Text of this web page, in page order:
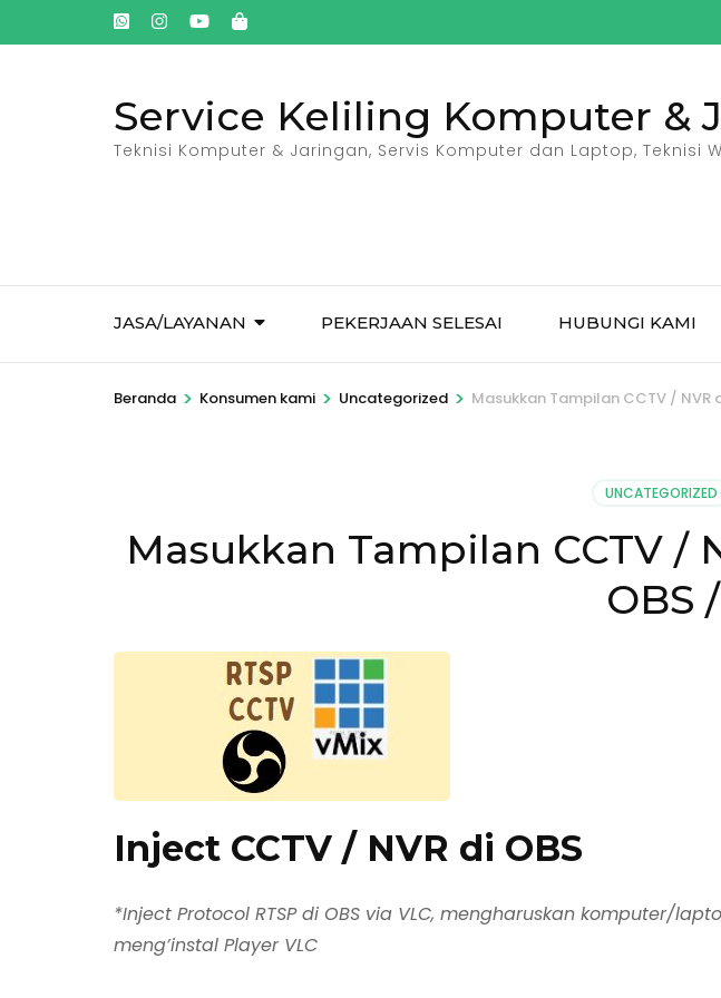
ke
Service Keliling Komputer &
Teknisi Komputer & Jaringan, Servis Komputer dan Laptop, Teknisi
JASA/LAYANAN PEKERJAAN SELESAI HUBUNGI KAMI
Beranda > Konsumen kami > Uncategorized > Masukkan Tampilan CCTV / NVR
UNCATEGORIZED
Masukkan Tampilan CCTV /
OBS
Inject CCTV / NVR di OBS
*Inject Protocol RTSP di OBS via VLC, mengharuskan komputer/
meng’instal Player VLC